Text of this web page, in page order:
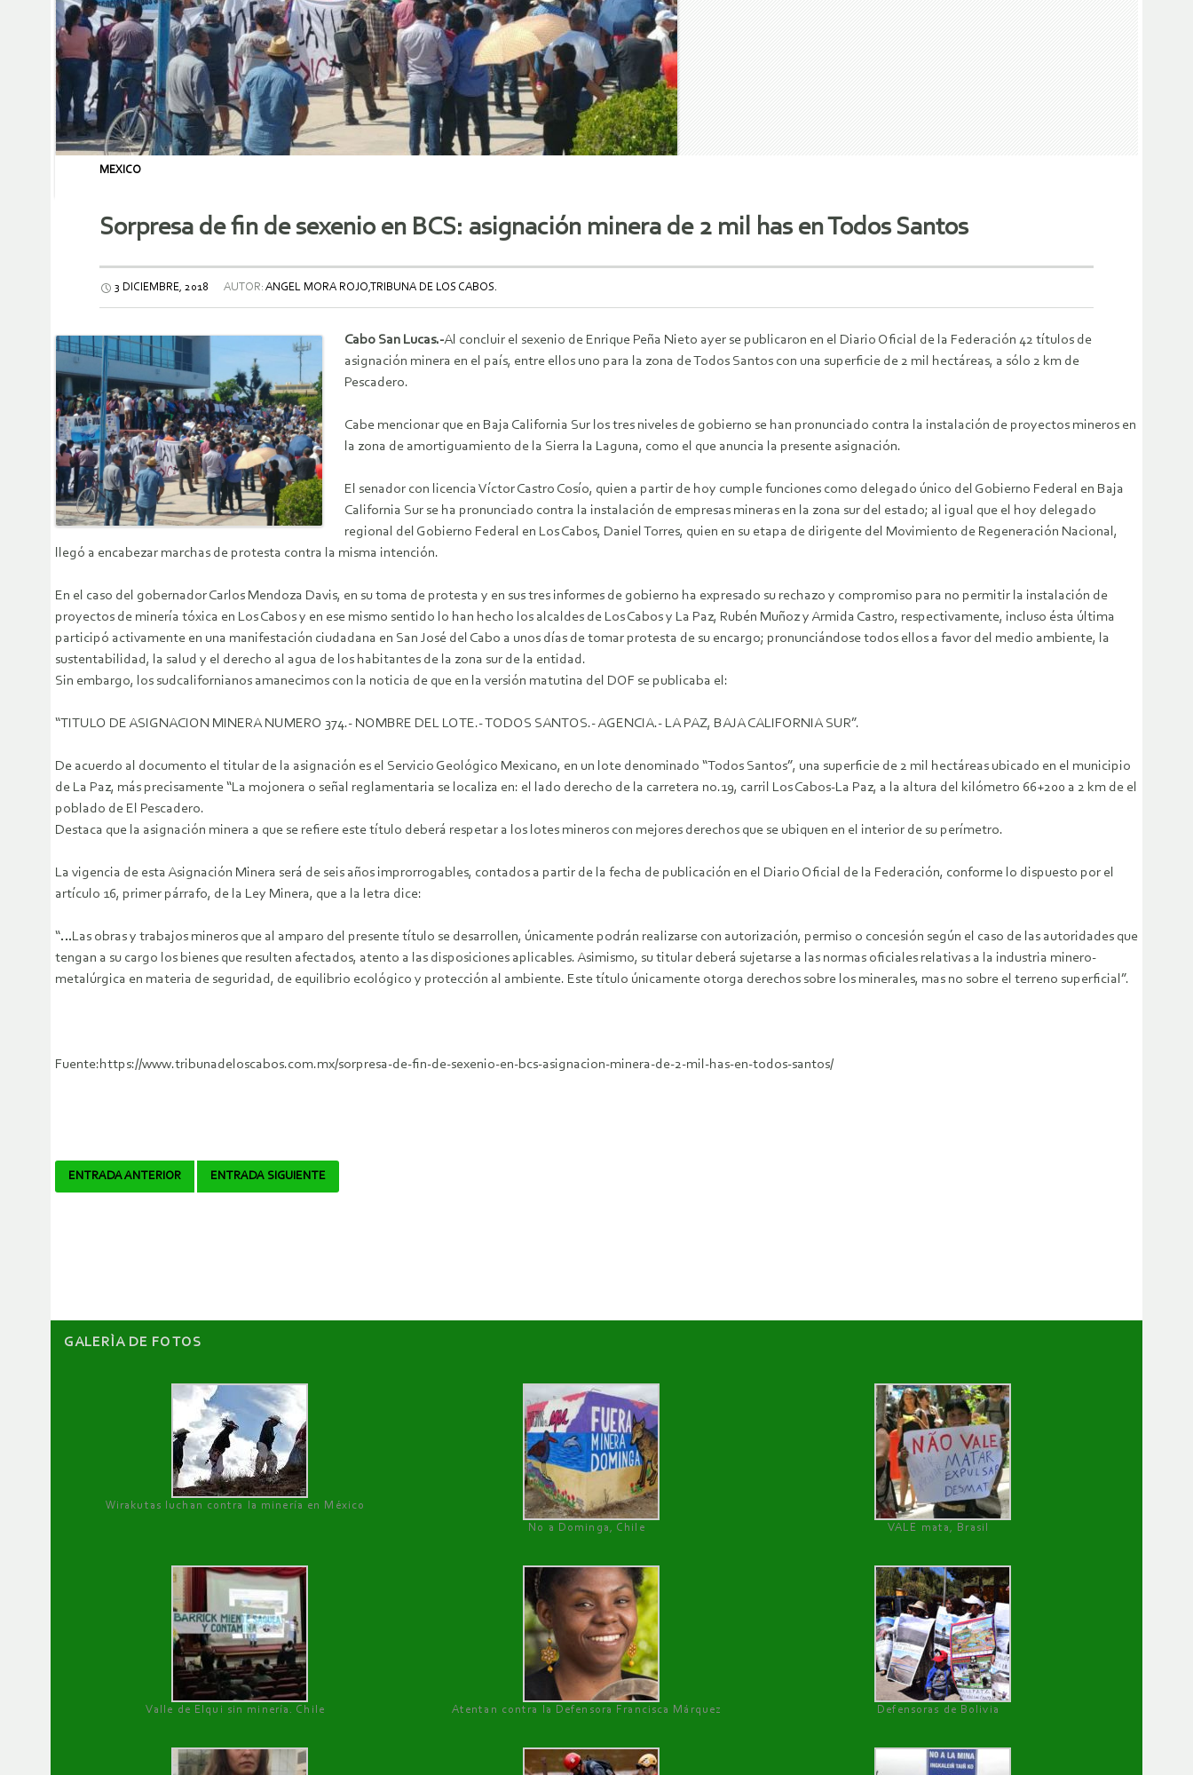
MEXICO
Sorpresa de fin de sexenio en BCS: asignación minera de 2 mil has en Todos Santos
3 DICIEMBRE, 2018 AUTOR: ANGEL MORA ROJO,TRIBUNA DE LOS CABOS.
Cabo San Lucas.-Al concluir el sexenio de Enrique Peña Nieto ayer se publicaron en el Diario Oficial de la Federación 42 títulos de
asignación minera en el país, entre ellos uno para la zona de Todos Santos con una superficie de 2 mil hectáreas, a sólo 2 km de
Pescadero.
Cabe mencionar que en Baja California Sur los tres niveles de gobierno se han pronunciado contra la instalación de proyectos mineros en
la zona de amortiguamiento de la Sierra la Laguna, como el que anuncia la presente asignación.
El senador con licencia Víctor Castro Cosío, quien a partir de hoy cumple funciones como delegado único del Gobierno Federal en Baja
California Sur se ha pronunciado contra la instalación de empresas mineras en la zona sur del estado; al igual que el hoy delegado
regional del Gobierno Federal en Los Cabos, Daniel Torres, quien en su etapa de dirigente del Movimiento de Regeneración Nacional,
llegó a encabezar marchas de protesta contra la misma intención.
En el caso del gobernador Carlos Mendoza Davis, en su toma de protesta y en sus tres informes de gobierno ha expresado su rechazo y compromiso para no permitir la instalación de
proyectos de minería tóxica en Los Cabos y en ese mismo sentido lo han hecho los alcaldes de Los Cabos y La Paz, Rubén Muñoz y Armida Castro, respectivamente, incluso ésta última
participó activamente en una manifestación ciudadana en San José del Cabo a unos días de tomar protesta de su encargo; pronunciándose todos ellos a favor del medio ambiente, la
sustentabilidad, la salud y el derecho al agua de los habitantes de la zona sur de la entidad.
Sin embargo, los sudcalifornianos amanecimos con la noticia de que en la versión matutina del DOF se publicaba el:
“TITULO DE ASIGNACION MINERA NUMERO 374.- NOMBRE DEL LOTE.- TODOS SANTOS.- AGENCIA.- LA PAZ, BAJA CALIFORNIA SUR”.
De acuerdo al documento el titular de la asignación es el Servicio Geológico Mexicano, en un lote denominado “Todos Santos”, una superficie de 2 mil hectáreas ubicado en el municipio
de La Paz, más precisamente “La mojonera o señal reglamentaria se localiza en: el lado derecho de la carretera no.19, carril Los Cabos-La Paz, a la altura del kilómetro 66+200 a 2 km de el
poblado de El Pescadero.
Destaca que la asignación minera a que se refiere este título deberá respetar a los lotes mineros con mejores derechos que se ubiquen en el interior de su perímetro.
La vigencia de esta Asignación Minera será de seis años improrrogables, contados a partir de la fecha de publicación en el Diario Oficial de la Federación, conforme lo dispuesto por el
artículo 16, primer párrafo, de la Ley Minera, que a la letra dice:
“…Las obras y trabajos mineros que al amparo del presente título se desarrollen, únicamente podrán realizarse con autorización, permiso o concesión según el caso de las autoridades que
tengan a su cargo los bienes que resulten afectados, atento a las disposiciones aplicables. Asimismo, su titular deberá sujetarse a las normas oficiales relativas a la industria minero-
metalúrgica en materia de seguridad, de equilibrio ecológico y protección al ambiente. Este título únicamente otorga derechos sobre los minerales, mas no sobre el terreno superficial”.
Fuente:https://www.tribunadeloscabos.com.mx/sorpresa-de-fin-de-sexenio-en-bcs-asignacion-minera-de-2-mil-has-en-todos-santos/
Navegador
ENTRADA ANTERIOR ENTRADA SIGUIENTE
GALERÌA DE FOTOS
Wirakutas luchan contra la minería en México
No a Dominga, Chile
VALE mata, Brasil
Valle de Elqui sin minería. Chile Atentan contra la Defensora Francisca Márquez Defensoras de Bolivia